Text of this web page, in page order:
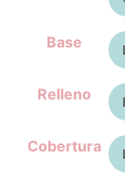
Base
Relleno
Cobertura